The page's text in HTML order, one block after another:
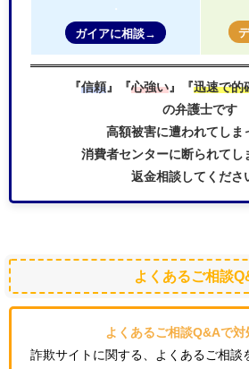
・
ガイアに相談→
『信頼 』『心強い 』『迅速で的
の弁護士です
高額被害に遭われてしま
消費者センターに断られてし
返金相談してくださ
よくあるご相談
よくあるご相談Q&Aで対
詐欺サイトに関する、よくあるご相談